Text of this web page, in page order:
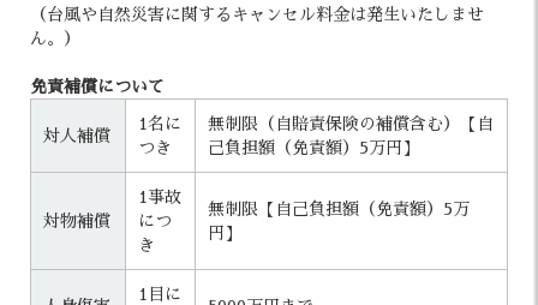
（台風や自然災害に関するキャンセル料金は発生いたしませ
ん。）
免責補償について
対人補償
1名に
つき
無制限（自賠責保険の補償含む）【自
己負担額（免責額）5万円】
対物補償
1事故
につ
き
無制限【自己負担額（免責額）5万
円】
1目に